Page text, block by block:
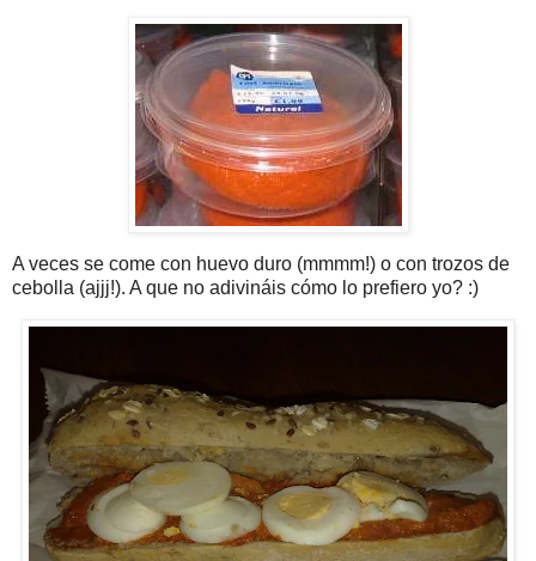
A veces se come con huevo duro (mmmm!) o con trozos de
cebolla (ajjj!). A que no adivináis cómo lo prefiero yo? :)